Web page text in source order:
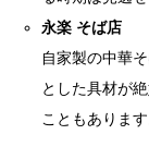
永楽 そば店
自家製の中華
とした具材が
こともあります